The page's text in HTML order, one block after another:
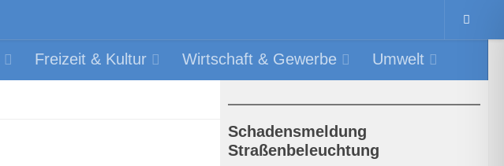
Freizeit & Kultur Wirtschaft & Gewerbe Umwelt
Schadensmeldung
Straßenbeleuchtung